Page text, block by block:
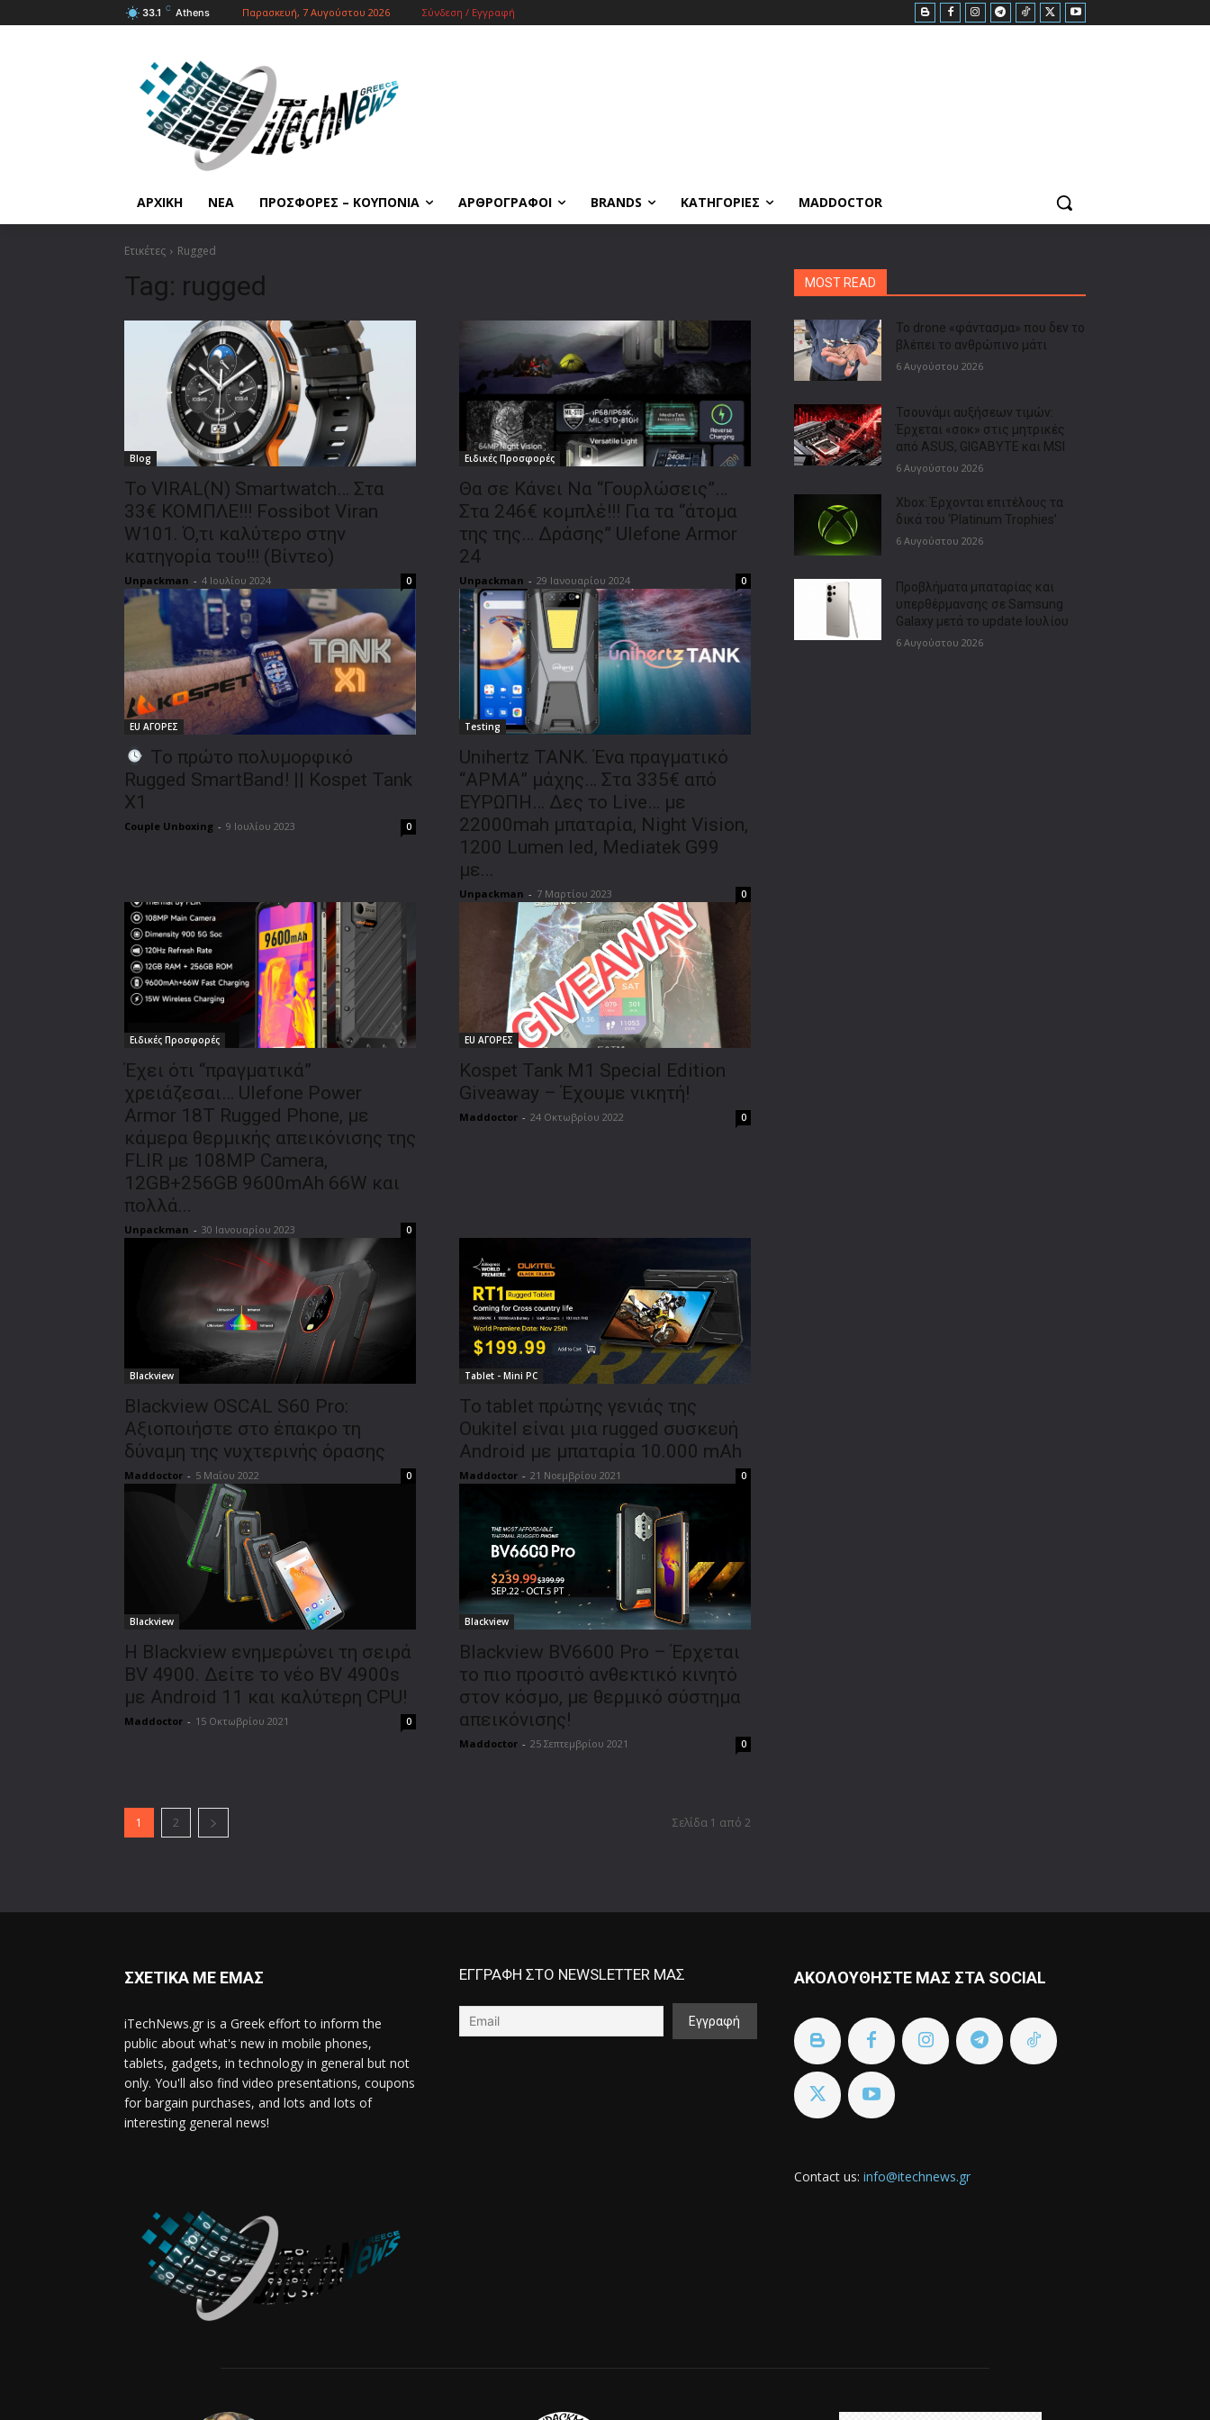
33.1 C Athens Παρασκευή, 7 Αυγούστου 2026 Σύνδεση / Εγγραφή
ΑΡΧΙΚΗ ΝΕΑ ΠΡΟΣΦΟΡΕΣ – ΚΟΥΠΟΝΙΑ ΑΡΘΡΟΓΡΑΦΟΙ BRANDS ΚΑΤΗΓΟΡΙΕΣ MADDOCTOR
Ετικέτες Rugged
Tag: rugged
Blog
To VIRAL(N) Smartwatch… Στα
33€ ΚΟΜΠΛΕ!!! Fossibot Viran
W101. Ό,τι καλύτερο στην
κατηγορία του!!! (Βίντεο)
Unpackman - 4 Ιουλίου 2024 0
Ειδικές Προσφορές
Θα σε Κάνει Να “Γουρλώσεις”…
Στα 246€ κομπλέ!!! Για τα “άτομα
της της… Δράσης” Ulefone Armor
24
Unpackman - 29 Ιανουαρίου 2024 0
EU ΑΓΟΡΕΣ
To πρώτο πολυμορφικό
Rugged SmartBand! || Kospet Tank
X1
Couple Unboxing - 9 Ιουλίου 2023 0
Testing
Unihertz TANK. Ένα πραγματικό
“ΑΡΜΑ” μάχης… Στα 335€ από
ΕΥΡΩΠΗ… Δες το Live… με
22000mah μπαταρία, Night Vision,
1200 Lumen led, Mediatek G99
με...
Unpackman - 7 Μαρτίου 2023 0
Ειδικές Προσφορές
Έχει ότι “πραγματικά”
χρειάζεσαι… Ulefone Power
Armor 18T Rugged Phone, με
κάμερα θερμικής απεικόνισης της
FLIR με 108MP Camera,
12GB+256GB 9600mAh 66W και
πολλά...
Unpackman - 30 Ιανουαρίου 2023 0
EU ΑΓΟΡΕΣ
Kospet Tank M1 Special Edition
Giveaway – Έχουμε νικητή!
Maddoctor - 24 Οκτωβρίου 2022 0
Blackview
Blackview OSCAL S60 Pro:
Αξιοποιήστε στο έπακρο τη
δύναμη της νυχτερινής όρασης
Maddoctor - 5 Μαΐου 2022 0
Tablet - Mini PC
Το tablet πρώτης γενιάς της
Oukitel είναι μια rugged συσκευή
Android με μπαταρία 10.000 mAh
Maddoctor - 21 Νοεμβρίου 2021 0
Blackview
Η Blackview ενημερώνει τη σειρά
BV 4900. Δείτε το νέο BV 4900s
με Android 11 και καλύτερη CPU!
Maddoctor - 15 Οκτωβρίου 2021 0
Blackview
Blackview BV6600 Pro – Έρχεται
το πιο προσιτό ανθεκτικό κινητό
στον κόσμο, με θερμικό σύστημα
απεικόνισης!
Maddoctor - 25 Σεπτεμβρίου 2021 0
1 2 Σελίδα 1 από 2
MOST READ
Το drone «φάντασμα» που δεν το
βλέπει το ανθρώπινο μάτι
6 Αυγούστου 2026
Τσουνάμι αυξήσεων τιμών:
Έρχεται «σοκ» στις μητρικές
από ASUS, GIGABYTE και MSI
6 Αυγούστου 2026
Xbox: Έρχονται επιτέλους τα
δικά του ‘Platinum Trophies’
6 Αυγούστου 2026
Προβλήματα μπαταρίας και
υπερθέρμανσης σε Samsung
Galaxy μετά το update Ιουλίου
6 Αυγούστου 2026
ΣΧΕΤΙΚΑ ΜΕ ΕΜΑΣ
iTechNews.gr is a Greek effort to inform the
public about what's new in mobile phones,
tablets, gadgets, in technology in general but not
only. You'll also find video presentations, coupons
for bargain purchases, and lots and lots of
interesting general news!
ΕΓΓΡΑΦΗ ΣΤΟ NEWSLETTER ΜΑΣ ΑΚΟΛΟΥΘΗΣΤΕ ΜΑΣ ΣΤΑ SOCIAL
Contact us: info@itechnews.gr